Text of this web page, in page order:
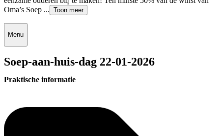
Oma’s Soep ... Toon meer
Menu
Soep-aan-huis-dag 22-01-2026
Praktische informatie